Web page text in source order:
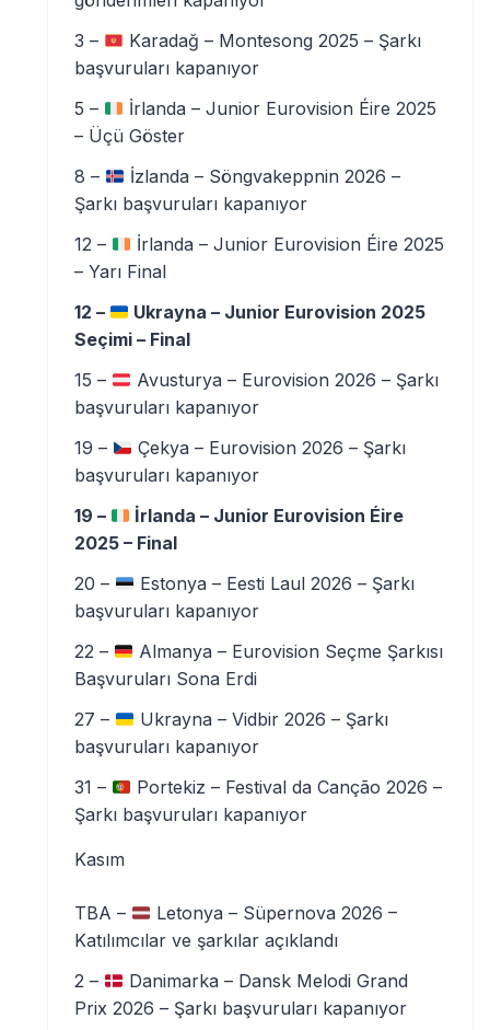
3 –
Karadağ – Montesong 2025 – Şarkı
başvuruları kapanıyor
5 –
İrlanda – Junior Eurovision Éire 2025
– Üçü Göster
8 –
İzlanda – Söngvakeppnin 2026 –
Şarkı başvuruları kapanıyor
12 –
İrlanda – Junior Eurovision Éire 2025
– Yarı Final
12 –
Ukrayna – Junior Eurovision 2025
Seçimi – Final
15 –
Avusturya – Eurovision 2026 – Şarkı
başvuruları kapanıyor
19 –
Çekya – Eurovision 2026 – Şarkı
başvuruları kapanıyor
19 –
İrlanda – Junior Eurovision Éire
2025 – Final
20 –
Estonya – Eesti Laul 2026 – Şarkı
başvuruları kapanıyor
22 –
Almanya – Eurovision Seçme Şarkısı
Başvuruları Sona Erdi
27 –
Ukrayna – Vidbir 2026 – Şarkı
başvuruları kapanıyor
31 –
Portekiz – Festival da Canção 2026 –
Şarkı başvuruları kapanıyor
Kasım
TBA –
Letonya – Süpernova 2026 –
Katılımcılar ve şarkılar açıklandı
2 –
Danimarka – Dansk Melodi Grand
Prix 2026 – Şarkı başvuruları kapanıyor